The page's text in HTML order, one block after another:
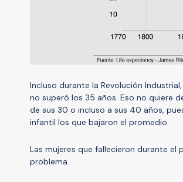
Incluso durante la Revolución
no superó los 35 años. Eso no quiere
de sus 30 o incluso a sus 40 años,
infantil los que bajaron el promedio.
Las mujeres que fallecieron durante
problema.